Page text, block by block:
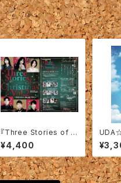
『Three Stories of C
hristmas Vol.2』本編
DVD
¥4,400
品：メ